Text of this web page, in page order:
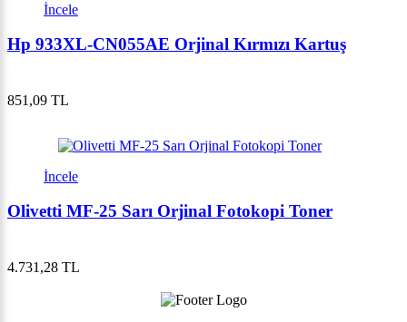
İncele
Hp 933XL-CN055AE Orjinal Kırmızı Kartuş
851,09 TL
İncele
Olivetti MF-25 Sarı Orjinal Fotokopi Toner
4.731,28 TL